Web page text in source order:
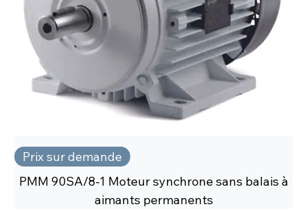
Prix sur demande
PMM 90SA/8-1 Moteur synchrone sans balais à
aimants permanents